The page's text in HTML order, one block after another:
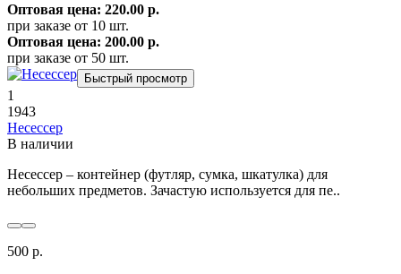
Оптовая цена: 220.00 р.
при заказе от 10 шт.
Оптовая цена: 200.00 р.
при заказе от 50 шт.
Быстрый просмотр
1
1943
Несессер
В наличии
Несессер – контейнер (футляр, сумка, шкатулка) для
небольших предметов. Зачастую используется для пе..
500 р.